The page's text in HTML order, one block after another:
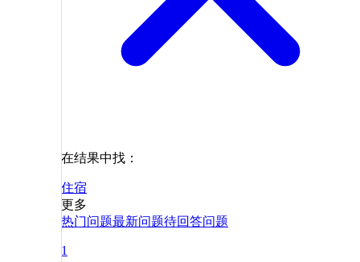
在结果中找：
住宿
更多
热门问题最新问题待回答问题
1